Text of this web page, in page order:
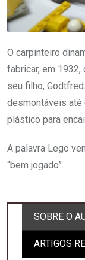
O carpinteiro
fabricar, em 1932,
seu filho,
desmontáveis até
plástico para
A palavra Lego
“bem jogado”.
SOBRE O
ARTIGOS